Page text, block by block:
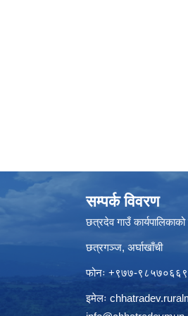
सम्पर्क विवरण
छत्रदेव गाउँ कार्यपालिकाको
छत्रगञ्ज, अर्घाखाँची
फोनः +९७७-
इमेलः